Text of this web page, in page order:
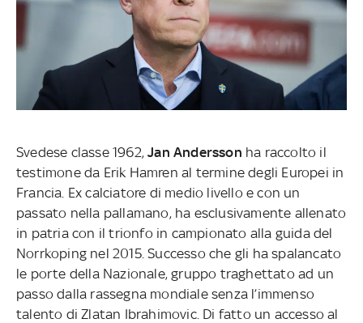
Svedese classe 1962,Jan Andersson ha raccolto il
testimone da Erik Hamren al termine degli Europei in
Francia. Ex calciatore di medio livello e con un
passato nella pallamano, ha esclusivamente allenato
in patria con il trionfo in campionato alla guida del
Norrkoping nel 2015. Successo che gli ha spalancato
le porte della Nazionale, gruppo traghettato ad un
passo dalla rassegna mondiale senza l’immenso
talento di Zlatan Ibrahimovic. Di fatto un accesso al